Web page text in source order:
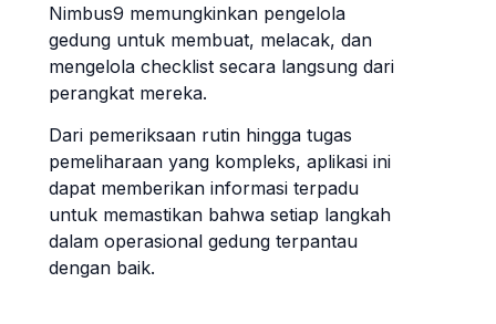
Nimbus9 memungkinkan pengelola
gedung untuk membuat, melacak, dan
mengelola checklist secara langsung dari
perangkat mereka.
Dari pemeriksaan rutin hingga tugas
pemeliharaan yang kompleks, aplikasi ini
dapat memberikan informasi terpadu
untuk memastikan bahwa setiap langkah
dalam operasional gedung terpantau
dengan baik.